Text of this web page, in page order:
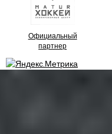
Официальный
партнер